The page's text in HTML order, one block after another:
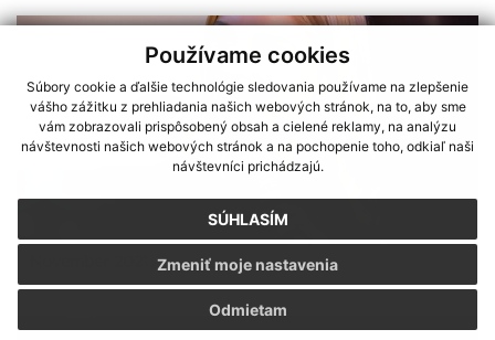
Používame cookies
Súbory cookie a ďalšie technológie sledovania používame na zlepšenie
vášho zážitku z prehliadania našich webových stránok, na to, aby sme
vám zobrazovali prispôsobený obsah a cielené reklamy, na analýzu
návštevnosti našich webových stránok a na pochopenie toho, odkiaľ naši
návštevníci prichádzajú.
SÚHLASÍM
Odmietam
Zmeniť moje nastavenia